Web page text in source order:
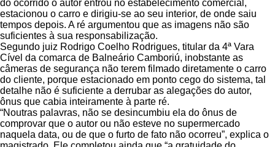
do ocorrido o autor entrou no estabelecimento comercial,
estacionou o carro e dirigiu-se ao seu interior, de onde saiu
tempos depois. A ré argumentou que as imagens não são
suficientes à sua responsabilização.
Segundo juiz Rodrigo Coelho Rodrigues, titular da 4ª Vara
Cível da comarca de Balneário Camboriú, inobstante as
câmeras de segurança não terem filmado diretamente o carro
do cliente, porque estacionado em ponto cego do sistema, tal
detalhe não é suficiente a derrubar as alegações do autor,
ônus que cabia inteiramente à parte ré.
“Noutras palavras, não se desincumbiu ela do ônus de
comprovar que o autor ou não esteve no supermercado
naquela data, ou de que o furto de fato não ocorreu”, explica o